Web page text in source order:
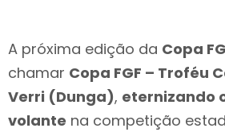
A próxima edição da Copa
chamar Copa FGF – Troféu
Verri (Dunga), eternizando
volante na competição